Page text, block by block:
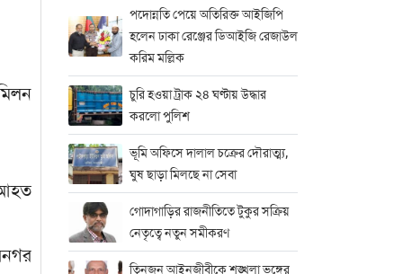
পদোন্নতি পেয়ে অতিরিক্ত আইজিপি
হলেন ঢাকা রেঞ্জের ডিআইজি রেজাউল
করিম মল্লিক
চুরি হওয়া ট্রাক ২৪ ঘণ্টায় উদ্ধার
করলো পুলিশ
ভূমি অফিসে দালাল চক্রের দৌরাত্ম্য,
ঘুষ ছাড়া মিলছে না সেবা
গোদাগাড়ির রাজনীতিতে টুকুর সক্রিয়
নেতৃত্বে নতুন সমীকরণ
তিনজন আইনজীবীকে শৃঙ্খলা ভঙ্গের